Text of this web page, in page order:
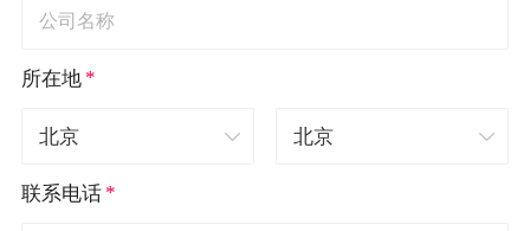
所在地 *
联系电话 *